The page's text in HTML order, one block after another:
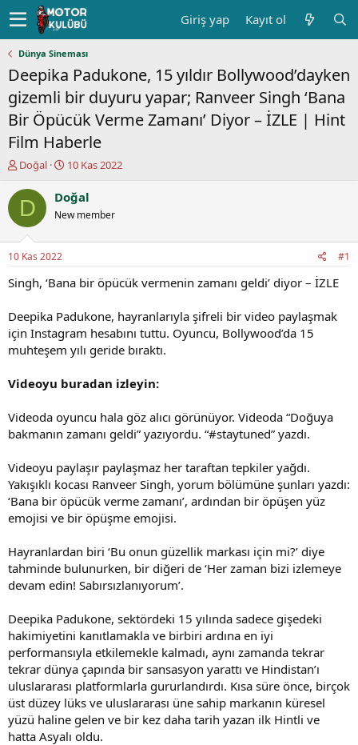
Giriş yap Kayıt ol
Dünya Sineması
Deepika Padukone, 15 yıldır Bollywood’dayken
gizemli bir duyuru yapar; Ranveer Singh ‘Bana
Bir Öpücük Verme Zamanı’ Diyor – İZLE | Hint
Film Haberle
K
n
y
b
a
ş
t
a
n
Doğal
B
ş
a
ç
r
i
h
10 Kas 2022
D Doğal
New member
10 Kas 2022 #1
Singh, ‘Bana bir öpücük vermenin zamanı geldi’ diyor – İZLE
Deepika Padukone, hayranlarıyla şifreli bir video paylaşmak
için Instagram hesabını tuttu. Oyuncu, Bollywood’da 15
muhteşem yılı geride bıraktı.
Videoyu buradan izleyin:
Videoda oyuncu hala göz alıcı görünüyor. Videoda “Doğuya
bakmanın zamanı geldi” yazıyordu. “#staytuned” yazdı.
Videoyu paylaşır paylaşmaz her taraftan tepkiler yağdı.
Yakışıklı kocası Ranveer Singh, yorum bölümüne şunları yazdı:
‘Bana bir öpücük verme zamanı’, ardından bir öpüşen yüz
emojisi ve bir öpüşme emojisi.
Hayranlardan biri ‘Bu onun güzellik markası için mi?’ diye
tahminde bulunurken, bir diğeri de ‘Her zaman bizi izlemeye
devam edin! Sabırsızlanıyorum’.
Deepika Padukone, sektördeki 15 yılında sadece gişedeki
hakimiyetini kanıtlamakla ve birbiri ardına en iyi
performansıyla etkilemekle kalmadı, aynı zamanda tekrar
tekrar dünya çapında bir sansasyon yarattı ve Hindistan’ı
uluslararası platformlarla gururlandırdı. Kısa süre önce, birçok
üst düzey lüks ve uluslararası üne sahip markanın küresel
yüzü haline gelen ve bir kez daha tarih yazan ilk Hintli ve
hatta Asyalı oldu.